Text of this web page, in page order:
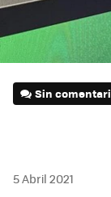
Sin
5 Abril 2021